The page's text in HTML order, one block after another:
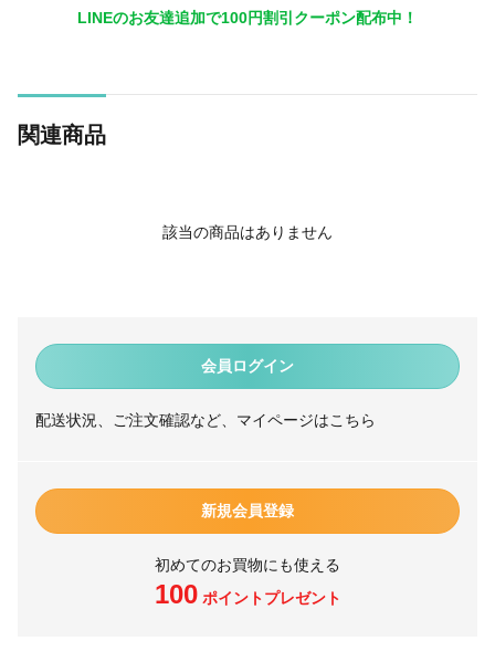
会員ログイン
配送状況、ご注文確認など、マイページはこちら
新規会員登録
初めてのお買物にも使える
100ポイントプレゼント
LINEのお友達追加で100円割引クーポン配布中！
関連商品
該当の商品はありません